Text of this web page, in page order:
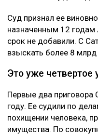
Суд признал ее
назначенным 12
срок не добавили. С
взыскать более 8 млрд
Это уже четвертое
Первые два
году. Ее судили по
похищении человека,
имущества. По